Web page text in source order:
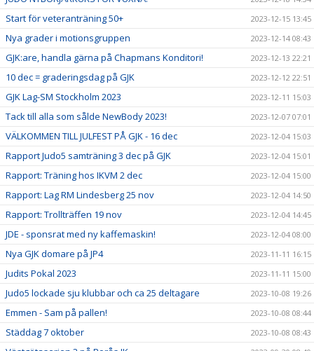
Start för veteranträning 50+ 2023-12-15 13:45
Nya grader i motionsgruppen 2023-12-14 08:43
GJK:are, handla gärna på Chapmans Konditori! 2023-12-13 22:21
10 dec = graderingsdag på GJK 2023-12-12 22:51
GJK Lag-SM Stockholm 2023 2023-12-11 15:03
Tack till alla som sålde NewBody 2023! 2023-12-07 07:01
VÄLKOMMEN TILL JULFEST PÅ GJK - 16 dec 2023-12-04 15:03
Rapport Judo5 samträning 3 dec på GJK 2023-12-04 15:01
Rapport: Träning hos IKVM 2 dec 2023-12-04 15:00
Rapport: Lag RM Lindesberg 25 nov 2023-12-04 14:50
Rapport: Trollträffen 19 nov 2023-12-04 14:45
JDE - sponsrat med ny kaffemaskin! 2023-12-04 08:00
Nya GJK domare på JP4 2023-11-11 16:15
Judits Pokal 2023 2023-11-11 15:00
Judo5 lockade sju klubbar och ca 25 deltagare 2023-10-08 19:26
Emmen - Sam på pallen! 2023-10-08 08:44
Städdag 7 oktober 2023-10-08 08:43